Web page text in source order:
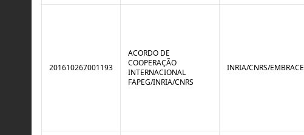
201610267001193
ACORDO DE
COOPERAÇÃO
INTERNACIONAL
FAPEG/INRIA/CNRS
INRIA/CNRS/EMBRACE